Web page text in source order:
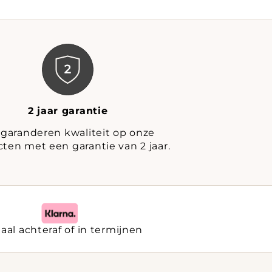
2 jaar garantie
kwaliteit op onze
met een garantie van 2 jaar.
achteraf of in termijnen